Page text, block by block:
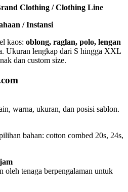
Clothing / Clothing Line
/ Instansi
kaos: oblong, raglan, polo, lengan
Ukuran lengkap dari S hingga XXL
dan custom size.
warna, ukuran, dan posisi sablon.
bahan: cotton combed 20s, 24s,
oleh tenaga berpengalaman untuk